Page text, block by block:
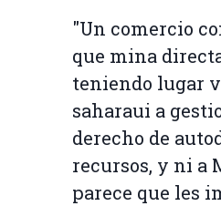
"Un comercio
que mina
teniendo lugar
saharaui a
derecho de
recursos, y ni a
parece que les